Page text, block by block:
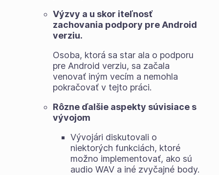
Výzvy a u skor iteľnosť
zachovania podpory pre Android
verziu.
Osoba, ktorá sa star ala o podporu
pre Android verziu, sa začala
venovať iným vecím a nemohla
pokračovať v tejto práci.
Rôzne ďalšie aspekty súvisiace s
vývojom
Vývojári diskutovali o
niektorých funkciách, ktoré
možno implementovať, ako sú
audio WAV a iné zvyčajné body.